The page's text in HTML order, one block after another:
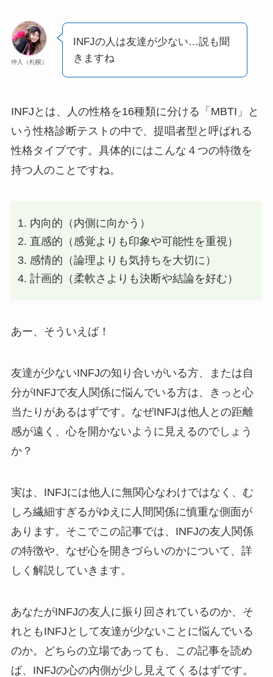
仲人（札幌）
INFJの人は友達が少ない…説も聞
きますね
INFJとは、人の性格を16種類に分ける「MBTI」と
いう性格診断テストの中で、提唱者型と呼ばれる
性格タイプです。具体的にはこんな４つの特徴を
持つ人のことですね。
内向的（内側に向かう）
直感的（感覚よりも印象や可能性を重視）
感情的（論理よりも気持ちを大切に）
計画的（柔軟さよりも決断や結論を好む）
あー、そういえば！
友達が少ないINFJの知り合いがいる方、または自
分がINFJで友人関係に悩んでいる方は、きっと心
当たりがあるはずです。なぜINFJは他人との距離
感が遠く、心を開かないように見えるのでしょう
か？
実は、INFJには他人に無関心なわけではなく、む
しろ繊細すぎるがゆえに人間関係に慎重な側面が
あります。そこでこの記事では、INFJの友人関係
の特徴や、なぜ心を開きづらいのかについて、詳
しく解説していきます。
あなたがINFJの友人に振り回されているのか、そ
れともINFJとして友達が少ないことに悩んでいる
のか。どちらの立場であっても、この記事を読め
ば、INFJの心の内側が少し見えてくるはずです。